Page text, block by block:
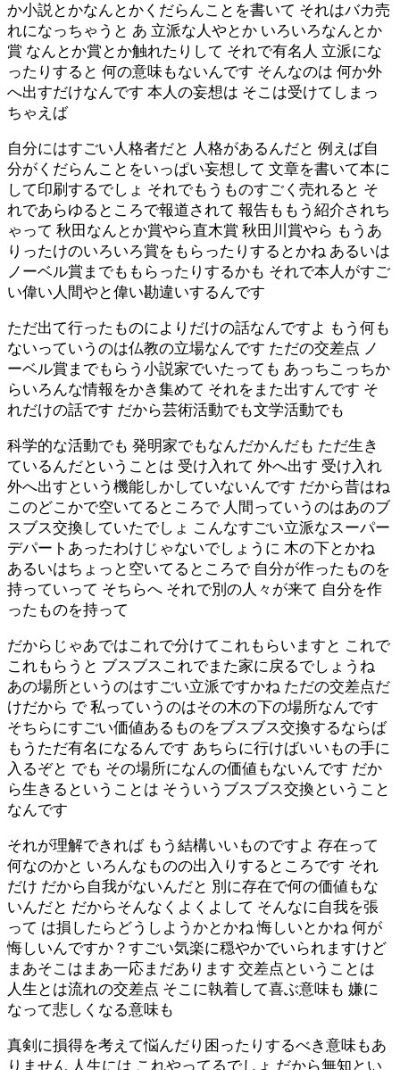
か小説とかなんとかくだらんことを書いて それはバカ売
れになっちゃうと あ 立派な人やとか いろいろなんとか
賞 なんとか賞とか触れたりして それで有名人 立派にな
ったりすると 何の意味もないんです そんなのは 何か外
へ出すだけなんです 本人の妄想は そこは受けてしまっ
ちゃえば
自分にはすごい人格者だと 人格があるんだと 例えば自
分がくだらんことをいっぱい妄想して 文章を書いて本に
して印刷するでしょ それでもうものすごく売れると そ
れであらゆるところで報道されて 報告ももう紹介されち
ゃって 秋田なんとか賞やら直木賞 秋田川賞やら もうあ
りったけのいろいろ賞をもらったりするとかね あるいは
ノーベル賞までももらったりするかも それで本人がすご
い偉い人間やと偉い勘違いするんです
ただ出て行ったものによりだけの話なんですよ もう何も
ないっていうのは仏教の立場なんです ただの交差点 ノ
ーベル賞までもらう小説家でいたっても あっちこっちか
らいろんな情報をかき集めて それをまた出すんです そ
れだけの話です だから芸術活動でも文学活動でも
科学的な活動でも 発明家でもなんだかんだも ただ生き
ているんだということは 受け入れて 外へ出す 受け入れ
外へ出すという機能しかしていないんです だから昔はね
このどこかで空いてるところで 人間っていうのはあのブ
スブス交換していたでしょ こんなすごい立派なスーパー
デパートあったわけじゃないでしょうに 木の下とかね
あるいはちょっと空いてるところで 自分が作ったものを
持っていって そちらへ それで別の人々が来て 自分を作
ったものを持って
だからじゃあではこれで分けてこれもらいますと これで
これもらうと ブスブスこれでまた家に戻るでしょうね
あの場所というのはすごい立派ですかね ただの交差点だ
けだから で 私っていうのはその木の下の場所なんです
そちらにすごい価値あるものをブスブス交換するならば
もうただ有名になるんです あちらに行けばいいもの手に
入るぞと でも その場所になんの価値もないんです だか
ら生きるということは そういうブスブス交換ということ
なんです
それが理解できれば もう結構いいものですよ 存在って
何なのかと いろんなものの出入りするところです それ
だけ だから自我がないんだと 別に存在で何の価値もな
いんだと だからそんなくよくよして そんなに自我を張
って は損したらどうしようかとかね 悔しいとかね 何が
悔しいんですか？すごい気楽に穏やかでいられますけど
まあそこはまあ一応まだあります 交差点ということは
人生とは流れの交差点 そこに執着して喜ぶ意味も 嫌に
なって悲しくなる意味も
真剣に損得を考えて悩んだり困ったりするべき意味もあ
りません 人生には これやってるでしょ だから無知とい